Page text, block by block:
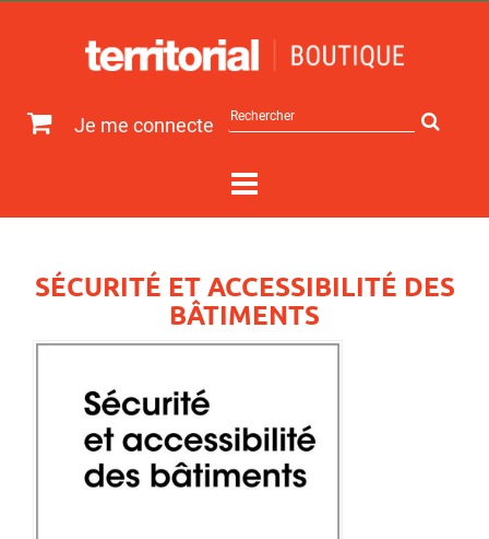
Je me connecte
sur
SÉCURITÉ ET ACCESSIBILITÉ DES
BÂTIMENTS